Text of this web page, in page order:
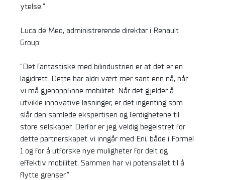
ytelse."
Luca de Meo, administrerende direktør i Renault
Group:
"Det fantastiske med bilindustrien er at det er en
lagidrett. Dette har aldri vært mer sant enn nå, når
vi må gjenoppfinne mobilitet. Når det gjelder å
utvikle innovative løsninger, er det ingenting som
slår den samlede ekspertisen og ferdighetene til
store selskaper. Derfor er jeg veldig begeistret for
dette partnerskapet vi inngår med Eni, både i Formel
1 og for å utforske nye muligheter for delt og
effektiv mobilitet. Sammen har vi potensialet til å
flytte grenser."